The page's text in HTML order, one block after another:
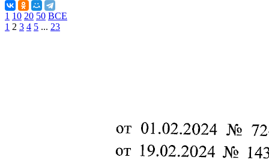
1 10 20 50 ВСЕ
1 2 3 4 5 ... 23